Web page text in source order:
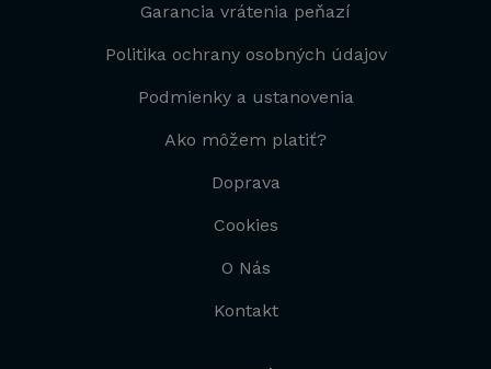
Garancia vrátenia peňazí
Politika ochrany osobných údajov
Podmienky a ustanovenia
Ako môžem platiť?
Doprava
Cookies
O Nás
Kontakt